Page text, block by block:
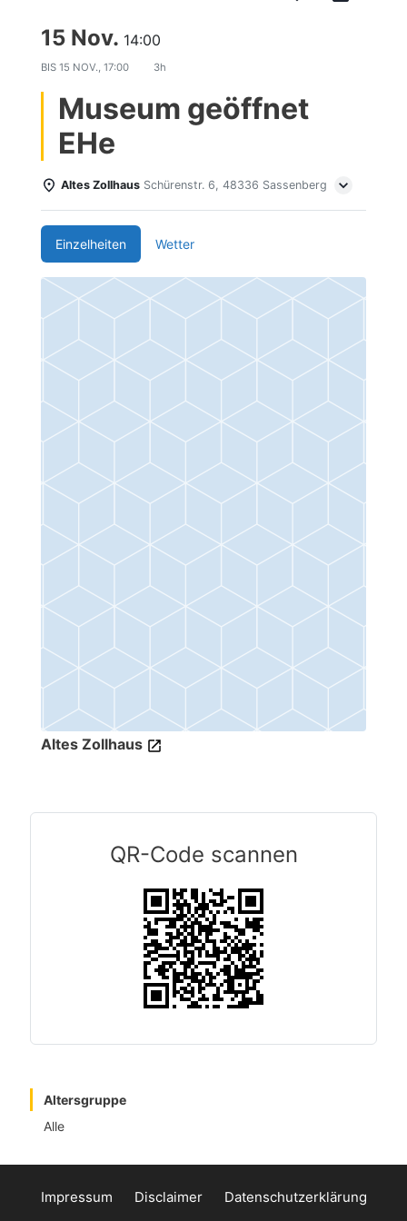
15 Nov. 14:00
BIS 15 NOV., 17:00 3h
Museum geöffnet
EHe
Altes Zollhaus Schürenstr. 6, 48336 Sassenberg
Einzelheiten Wetter
Altes Zollhaus
QR-Code scannen
Altersgruppe
Alle
Impressum Disclaimer Datenschutzerklärung